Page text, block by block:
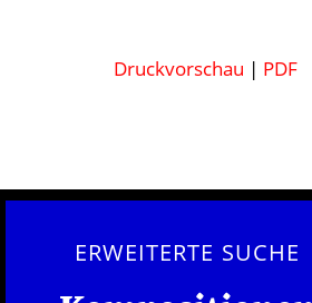
Druckvorschau | PDF
ERWEITERTE SUCHE